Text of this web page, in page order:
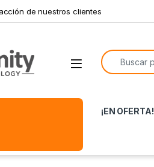
de nuestros clientes
Open
Search for:
¡EN OFERTA!